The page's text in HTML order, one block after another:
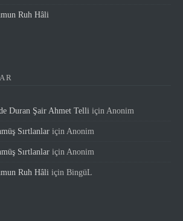
Ruh Hâli
Duran Şair Ahmet Telli içinAnonim
Sırtlanlar içinAnonim
Sırtlanlar içinAnonim
Ruh Hâli için BingüL